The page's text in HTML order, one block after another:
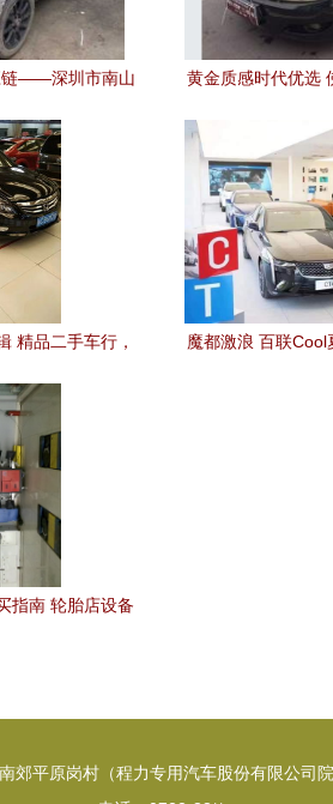
链——深圳市南山
黄金质感时代优选
精品二手车行，
魔都激浪 百联
指南 轮胎店设备
郊平原岗村（程力专用汽车股份有限公司院